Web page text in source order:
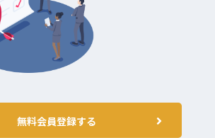
無料会員登録する